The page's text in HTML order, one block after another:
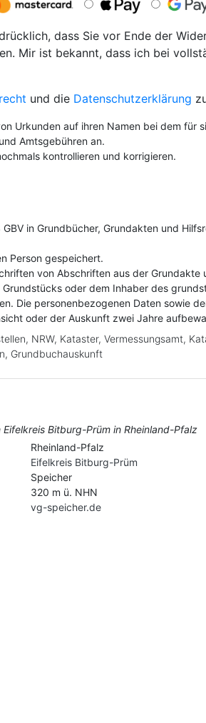
dass Sie vor Ende der
Mir ist bekannt, dass ich bei
und die Datenschutzerklärung
Urkunden auf ihren Namen bei dem für
Amtsgebühren an.
kontrollieren und korrigieren.
in Grundbücher, Grundakten und
Person gespeichert.
von Abschriften aus der Grundakte
oder dem Inhaber des
Die personenbezogenen Daten sowie
oder der Auskunft zwei Jahre
NRW, Kataster, Vermessungsamt,
Grundbuchauskunft
Bitburg-Prüm in Rheinland-Pfalz
Rheinland-Pfalz
Eifelkreis Bitburg-Prüm
Speicher
320 m ü. NHN
vg-speicher.de